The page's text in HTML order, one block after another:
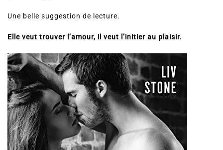
Une belle suggestion de lecture.
Elle veut trouver l’amour, il veut l’initier au plaisir.